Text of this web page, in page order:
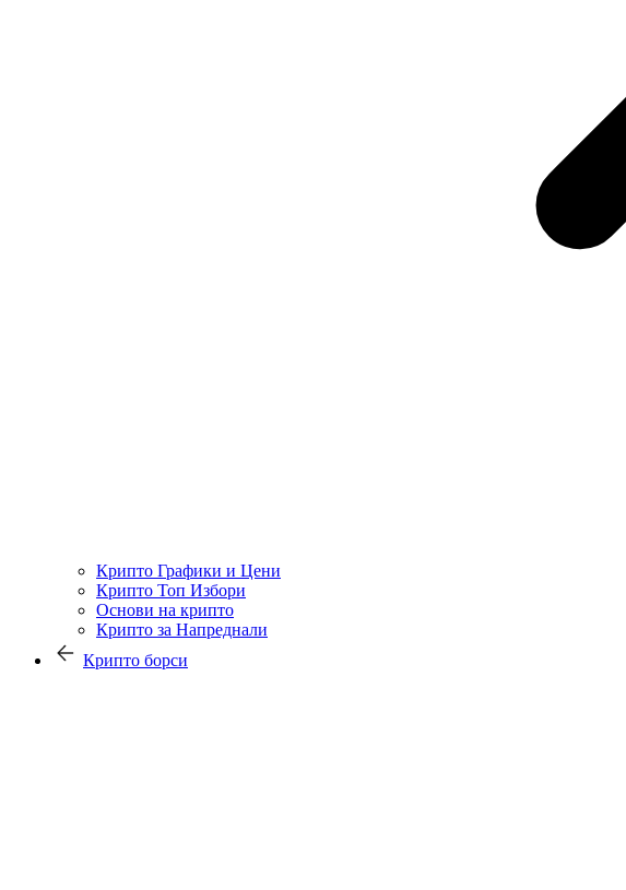
Крипто Графики и Цени
Крипто Топ Избори
Основи на крипто
Крипто за Напреднали
Крипто борси